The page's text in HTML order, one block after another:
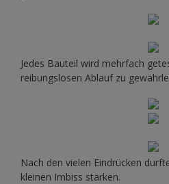
Jedes Bauteil wird mehrfach
reibungslosen Ablauf zu
Nach den vielen Eindrücken
kleinen Imbiss stärken.